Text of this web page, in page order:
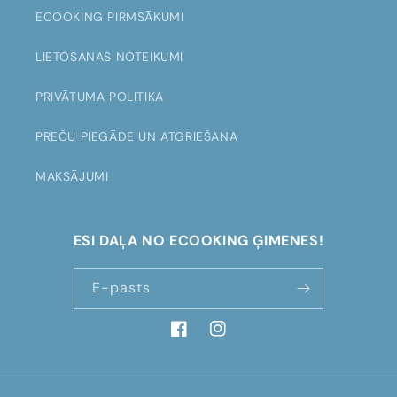
ECOOKING PIRMSĀKUMI
LIETOŠANAS NOTEIKUMI
PRIVĀTUMA POLITIKA
PREČU PIEGĀDE UN ATGRIEŠANA
MAKSĀJUMI
ESI DAĻA NO ECOOKING ĢIMENES!
E-pasts
FacebookInstagram